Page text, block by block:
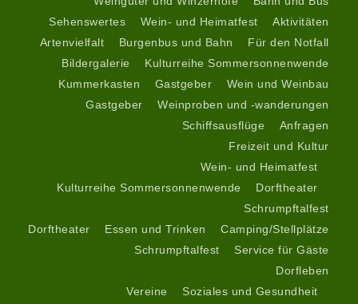
Sehenswertes
Wein- und Heimatfest
Aktivitäten
Artenvielfalt
Burgenbus und Bahn
Für den Notfall
Bildergalerie
Kulturreihe Sommersonnenwende
Kummerkasten
Gastgeber Wein und Weinbau
Gastgeber
Weinproben und -wanderungen
Schiffsausflüge
Anfragen
Freizeit und Kultur
Wein- und Heimatfest
Kulturreihe Sommersonnenwende
Dorftheater
Schrumpftalfest
Dorftheater
Essen und Trinken
Camping/Stellplätze
Schrumpftalfest
Service für Gäste
Dorfleben
Vereine
Soziales und Gesundheit